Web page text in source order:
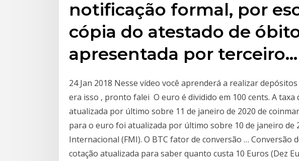
notificação formal, por
cópia do atestado de
apresentada por terceiro…
24 Jan 2018 Nesse vídeo você aprenderá a realizar
era isso , pronto falei O euro é dividido em 100 cents. A
atualizada por último sobre 11 de janeiro de 2020 de
para o euro foi atualizada por último sobre 10 de janeiro de
Internacional (FMI). O BTC fator de conversão … Conversão
cotação atualizada para saber quanto custa 10 Euros (Dez